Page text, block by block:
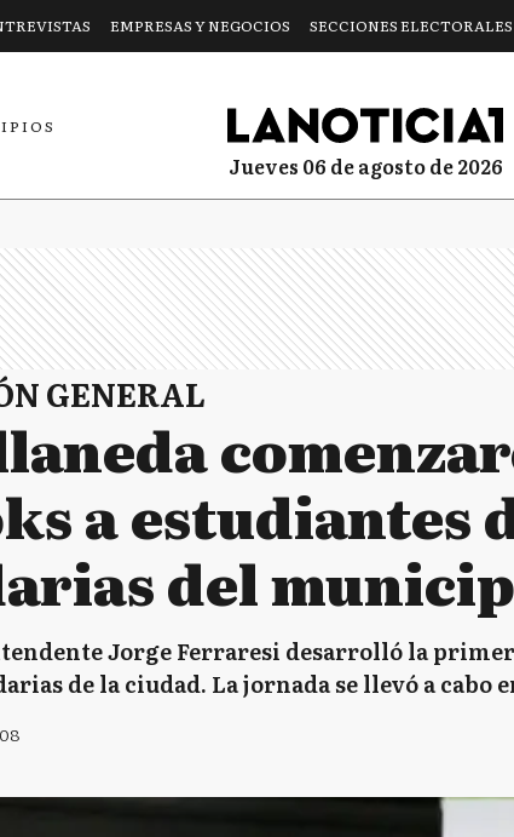
EMPRESAS Y NEGOCIOS SECCIONES ELECTORALES
jueves 06 de agosto de 2026
GENERAL
a estudiantes
del
Jorge Ferraresi desarrolló la
de la ciudad. La jornada se llevó a